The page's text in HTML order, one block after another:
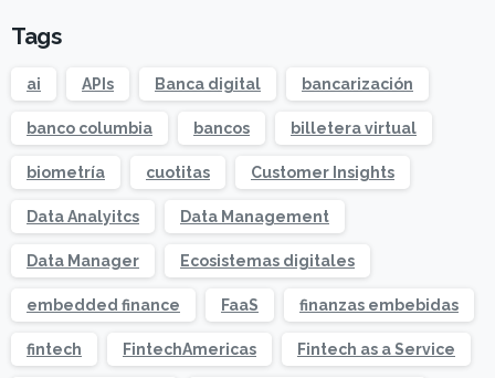
Tags
ai APIs Banca digital bancarización
banco columbia bancos billetera virtual
biometría cuotitas Customer Insights
Data Analyitcs Data Management
Data Manager Ecosistemas digitales
embedded finance FaaS finanzas embebidas
fintech FintechAmericas Fintech as a Service